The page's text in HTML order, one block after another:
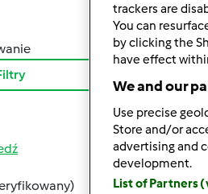
Sortuj po:
trackers are
You can
by clicking the
have effect
We and our
Use precise
Store and/or
advertising and
development.
List of Partners